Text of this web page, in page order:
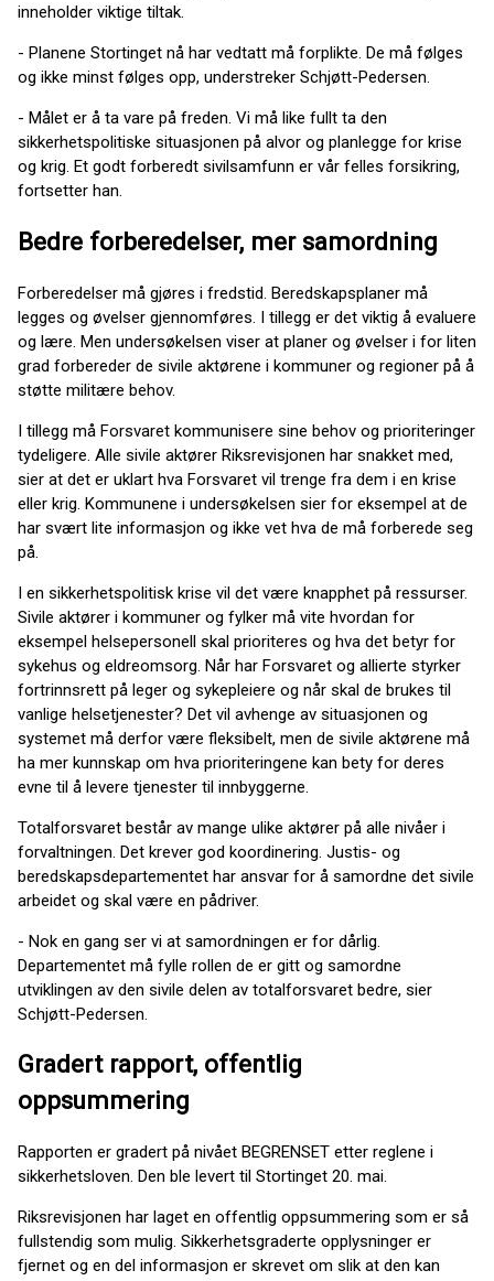
inneholder viktige tiltak.
- Planene Stortinget nå har vedtatt må forplikte. De må følges
og ikke minst følges opp, understreker Schjøtt-Pedersen.
- Målet er å ta vare på freden. Vi må like fullt ta den
sikkerhetspolitiske situasjonen på alvor og planlegge for krise
og krig. Et godt forberedt sivilsamfunn er vår felles forsikring,
fortsetter han.
Bedre forberedelser, mer samordning
Forberedelser må gjøres i fredstid. Beredskapsplaner må
legges og øvelser gjennomføres. I tillegg er det viktig å evaluere
og lære. Men undersøkelsen viser at planer og øvelser i for liten
grad forbereder de sivile aktørene i kommuner og regioner på å
støtte militære behov.
I tillegg må Forsvaret kommunisere sine behov og prioriteringer
tydeligere. Alle sivile aktører Riksrevisjonen har snakket med,
sier at det er uklart hva Forsvaret vil trenge fra dem i en krise
eller krig. Kommunene i undersøkelsen sier for eksempel at de
har svært lite informasjon og ikke vet hva de må forberede seg
på.
I en sikkerhetspolitisk krise vil det være knapphet på ressurser.
Sivile aktører i kommuner og fylker må vite hvordan for
eksempel helsepersonell skal prioriteres og hva det betyr for
sykehus og eldreomsorg. Når har Forsvaret og allierte styrker
fortrinnsrett på leger og sykepleiere og når skal de brukes til
vanlige helsetjenester? Det vil avhenge av situasjonen og
systemet må derfor være fleksibelt, men de sivile aktørene må
ha mer kunnskap om hva prioriteringene kan bety for deres
evne til å levere tjenester til innbyggerne.
Totalforsvaret består av mange ulike aktører på alle nivåer i
forvaltningen. Det krever god koordinering. Justis- og
beredskapsdepartementet har ansvar for å samordne det sivile
arbeidet og skal være en pådriver.
- Nok en gang ser vi at samordningen er for dårlig.
Departementet må fylle rollen de er gitt og samordne
utviklingen av den sivile delen av totalforsvaret bedre, sier
Schjøtt-Pedersen.
Gradert rapport, offentlig
oppsummering
Rapporten er gradert på nivået BEGRENSET etter reglene i
sikkerhetsloven. Den ble levert til Stortinget 20. mai.
Riksrevisjonen har laget en offentlig oppsummering som er så
fullstendig som mulig. Sikkerhetsgraderte opplysninger er
fjernet og en del informasjon er skrevet om slik at den kan